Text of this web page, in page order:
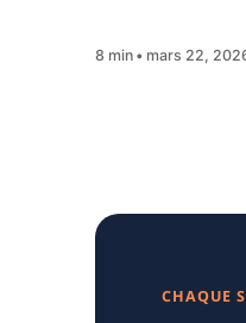
8 min mars 22,
CHAQUE